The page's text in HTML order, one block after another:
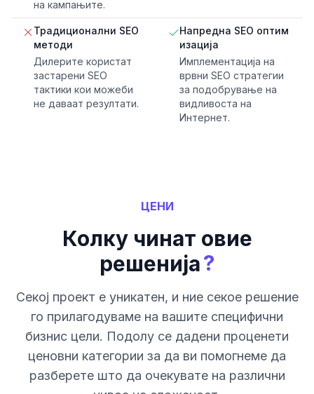
на кампањите.
Традиционални SEO
методи
Дилерите користат
застарени SEO
тактики кои можеби
не даваат резултати.
Напредна SEO оптим
изација
Имплементација на
врвни SEO стратегии
за подобрување на
видливоста на
Интернет.
ЦЕНИ
Колку чинат овие
решенија?
Секој проект е уникатен, и ние секое решение
го прилагодуваме на вашите специфични
бизнис цели. Подолу се дадени проценети
ценовни категории за да ви помогнеме да
разберете што да очекувате на различни